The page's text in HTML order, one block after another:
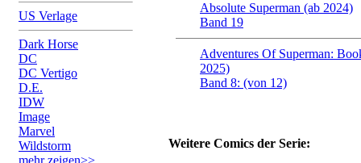
US Verlage
Dark Horse
DC
DC Vertigo
D.E.
IDW
Image
Marvel
Wildstorm
mehr zeigen>>
Absolute Superman (ab 2024)
Band 19
Adventures Of Superman:
2025)
Band 8: (von 12)
Weitere Comics der Serie: